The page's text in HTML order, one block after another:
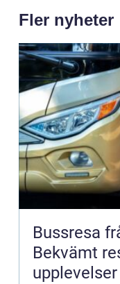
Fler nyheter
Bussresa
Bekvämt